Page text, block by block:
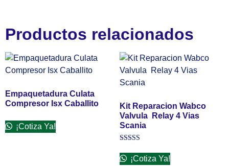
Productos relacionados
Empaquetadura Culata
Compresor Isx Caballito
¡Cotiza Ya!
Kit Reparacion Wabco
Valvula Relay 4 Vias
Scania
en
3.00¡Cotiza Ya!